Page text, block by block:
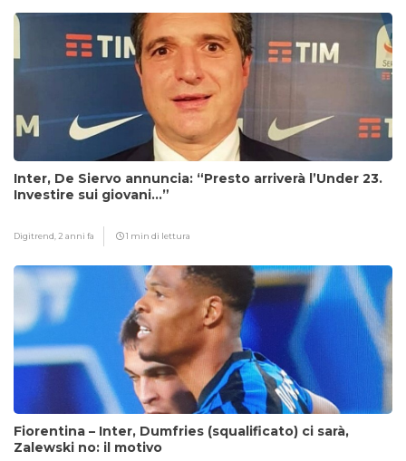
Inter, De Siervo annuncia: “Presto arriverà l’Under 23.
Investire sui giovani…”
Digitrend, 2 anni fa 1 min di lettura
Fiorentina – Inter, Dumfries (squalificato) ci sarà,
Zalewski no: il motivo